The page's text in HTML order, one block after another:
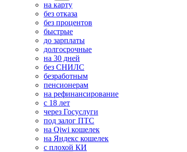
на карту
без отказа
без процентов
быстрые
до зарплаты
долгосрочные
на 30 дней
без СНИЛС
безработным
пенсионерам
на рефинансирование
с 18 лет
через Госуслуги
под залог ПТС
на Qiwi кошелек
на Яндекс кошелек
с плохой КИ